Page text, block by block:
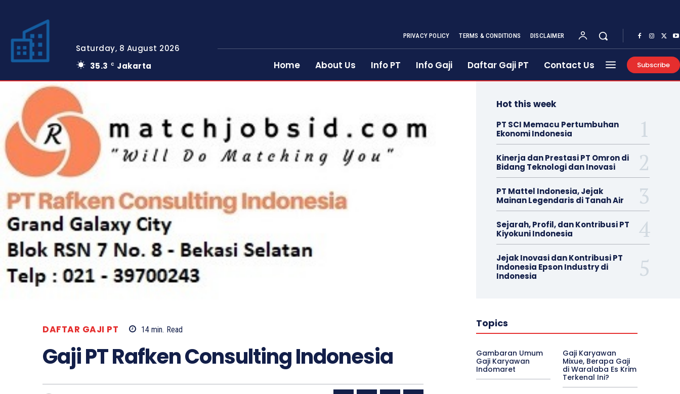
Saturday, 8 August 2026
35.3
C Jakarta
PRIVACY POLICY TERMS & CONDITIONS DISCLAIMER
Home About Us Info PT Info Gaji Daftar Gaji PT Contact Us Subscribe
DAFTAR GAJI PT 14 min. Read
Gaji PT Rafken Consulting Indonesia
Hot this week
PT SCI Memacu Pertumbuhan
Ekonomi Indonesia
Kinerja dan Prestasi PT Omron di
Bidang Teknologi dan Inovasi
PT Mattel Indonesia, Jejak
Mainan Legendaris di Tanah Air
Sejarah, Profil, dan Kontribusi PT
Kiyokuni Indonesia
Jejak Inovasi dan Kontribusi PT
Indonesia Epson Industry di
Indonesia
Topics
Gambaran Umum
Gaji Karyawan
Indomaret
Gaji Karyawan
Mixue, Berapa Gaji
di Waralaba Es Krim
Terkenal Ini?